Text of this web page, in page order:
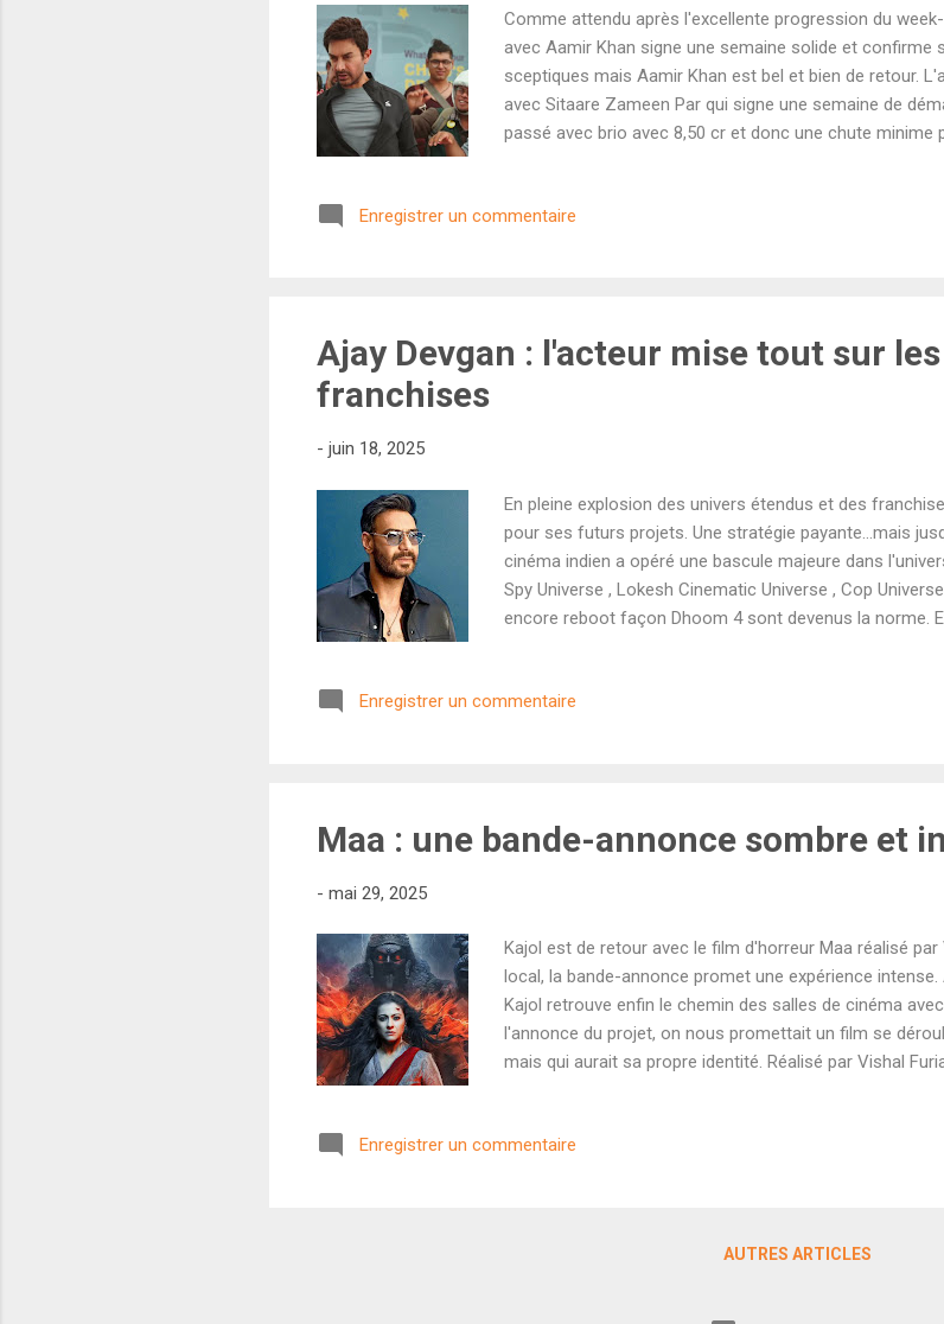
Comme attendu après l'excellente progression du
avec Aamir Khan signe une semaine solide et confirme
sceptiques mais Aamir Khan est bel et bien de retour.
avec Sitaare Zameen Par qui signe une semaine de
passé avec brio avec 8,50 cr et donc une chute minime
comédie sociale réalisée par R. S. Prasanna. Le cap
Enregistrer un commentaire
Ajay Devgan : l'acteur mise tout sur
franchises
- juin 18, 2025
En pleine explosion des univers étendus et des
pour ses futurs projets. Une stratégie payante...mais
cinéma indien a opéré une bascule majeure dans
Spy Universe , Lokesh Cinematic Universe , Cop
encore reboot façon Dhoom 4 sont devenus la norme.
venir, l'acteur devrait apparaître dans pas moins de six
Enregistrer un commentaire
Maa : une bande-annonce sombre et
- mai 29, 2025
Kajol est de retour avec le film d'horreur Maa réalisé
local, la bande-annonce promet une expérience
Kajol retrouve enfin le chemin des salles de cinéma
l'annonce du projet, on nous promettait un film se
mais qui aurait sa propre identité. Réalisé par Vishal
également Ronit Roy et Indraneil Sengupta.
Enregistrer un commentaire
AUTRES ARTICLES